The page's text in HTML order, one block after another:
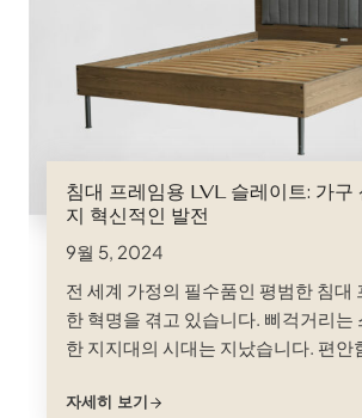
침대 프레임용 LVL 슬레이트: 가구
지 혁신적인 발전
9월 5, 2024
전 세계 가정의 필수품인 평범한 침대
한 혁명을 겪고 있습니다. 삐걱거리는
한 지지대의 시대는 지났습니다. 편안
대 프레임용 LVL 슬레이트가 더 나은
자세히 보기